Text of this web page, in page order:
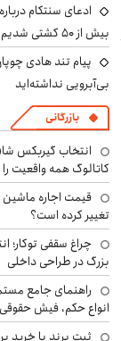
ادعای سنتکام
بیش از ۵۰ کشتی شدیم!
پیام تند هادی
بی‌آبرویی نداشته‌اید
بازرگانی
انتخاب گیربکس
کاتالوگ همه واقعیت
تغییر کرده است؟
چراغ سقفی توکار؛
بزرگ در طراحی داخلی
راهنمای جامع
انواع حکم، فیش
ثبت برند یا خرید